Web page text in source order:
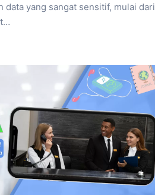
data yang sangat sensitif, mulai dari